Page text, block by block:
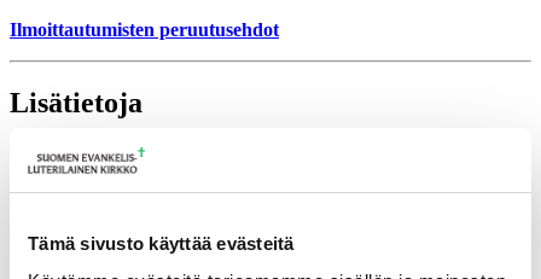
Tämä sivusto käyttää evästeitä
Ilmoittautumisten peruutusehdot
Lisätietoja
tuulia.matilainen@evl.fi
Tuomiokapitulin istunto 19.08.2026